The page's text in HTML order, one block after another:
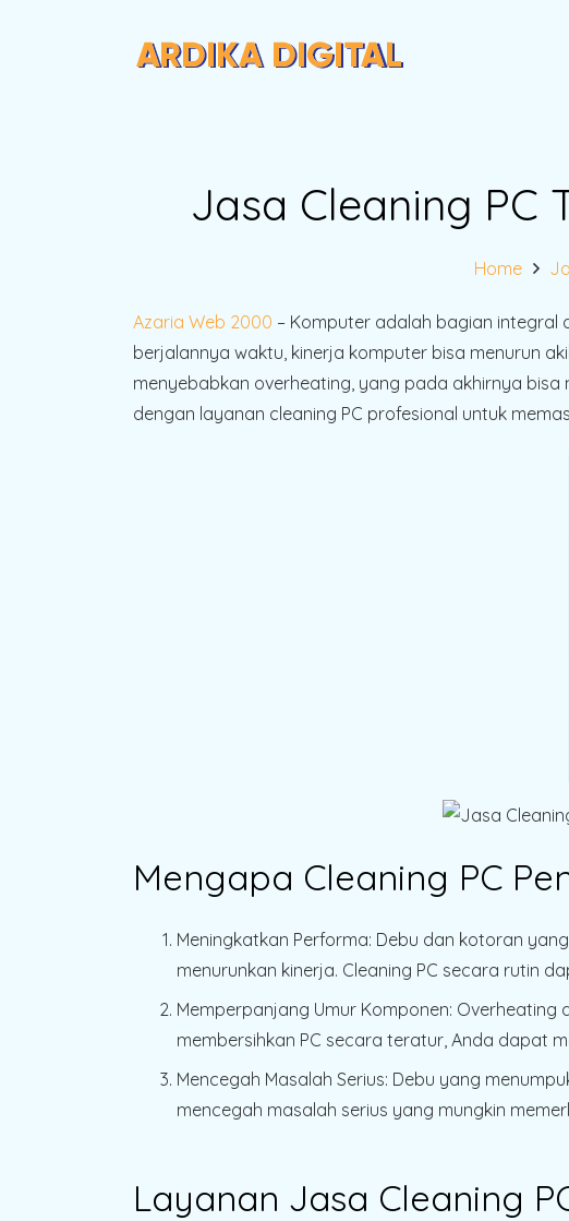
Jasa Cleaning PC
Home
Azaria Web 2000 – Komputer adalah bagian integral
berjalannya waktu, kinerja komputer bisa menurun
menyebabkan overheating, yang pada akhirnya bisa
dengan layanan cleaning PC profesional untuk
Mengapa Cleaning PC
Meningkatkan Performa: Debu dan kotoran
menurunkan kinerja. Cleaning PC secara rutin
Memperpanjang Umur Komponen: Overheating
membersihkan PC secara teratur, Anda dapat
Mencegah Masalah Serius: Debu yang
mencegah masalah serius yang mungkin
Layanan Jasa Cleaning